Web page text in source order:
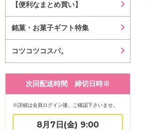
【便利なまとめ買い】
銘菓・お菓子ギフト特集
コツコツコスパ。
次回配送時間 締切日時※
※詳細は会員ログイン後、ご確認下さいませ。
8月7日(金) 9:00